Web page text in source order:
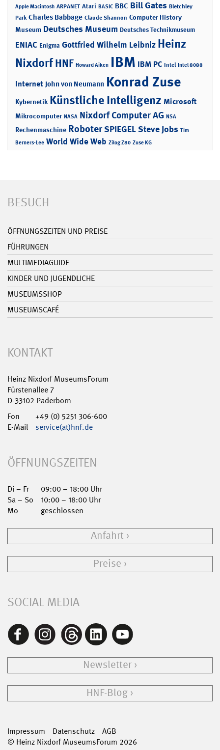
Apple Macintosh ARPANET Atari BASIC BBC Bill Gates Bletchley
Park Charles Babbage Claude Shannon Computer History
Museum Deutsches Museum Deutsches Technikmuseum
ENIAC Enigma Gottfried Wilhelm Leibniz Heinz
NixdorfHNF Howard Aiken IBM IBM PC Intel Intel 8088
Internet John von Neumann Konrad Zuse
Kybernetik Künstliche Intelligenz Microsoft
Mikrocomputer NASA Nixdorf Computer AG NSA
Rechenmaschine RoboterSPIEGELSteve Jobs Tim
Berners-Lee World Wide Web Zilog Z80 Zuse KG
BESUCH
ÖFFNUNGSZEITEN UND PREISE
FÜHRUNGEN
MULTIMEDIAGUIDE
KINDER UND JUGENDLICHE
MUSEUMSSHOP
MUSEUMSCAFÉ
KONTAKT
Heinz Nixdorf MuseumsForum
Fürstenallee 7
D-33102 Paderborn
Fon
+49 (0) 5251 306-600
E-Mail
service(at)hnf.de
ÖFFNUNGSZEITEN
Di – Fr
09:00 – 18:00 Uhr
Sa – So
10:00 – 18:00 Uhr
Mo
geschlossen
Anfahrt
Preise
SOCIAL MEDIA
Newsletter
HNF-Blog
Impressum Datenschutz
AGB
© Heinz Nixdorf MuseumsForum 2026